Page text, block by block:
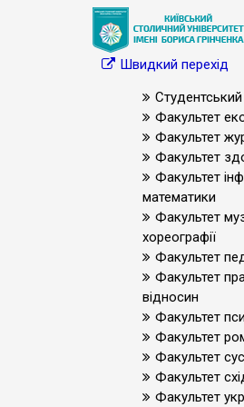
Швидкий перехід
Факультет
Факультет
Факультет
Факультет
математики
Факультет
хореографії
Факультет
Факультет
відносин
Факультет
Факультет
Факультет
Факультет
Факультет